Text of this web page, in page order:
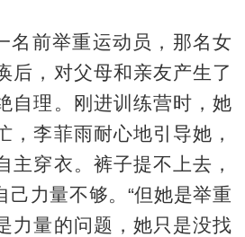
名前举重运动员，那名女
后，对父母和亲友产生了
自理。刚进训练营时，她
，李菲雨耐心地引导她，
主穿衣。裤子提不上去，
己力量不够。“但她是举重
力量的问题，她只是没找